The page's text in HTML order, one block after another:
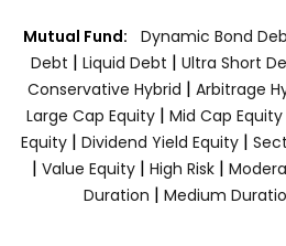
Mutual Fund: Dynamic Bond
Debt | Liquid Debt | Ultra Short
Conservative Hybrid | Arbitrage
Large Cap Equity | Mid Cap Equity
Equity| Dividend Yield Equity|
| Value Equity | High Risk |
Duration | Medium